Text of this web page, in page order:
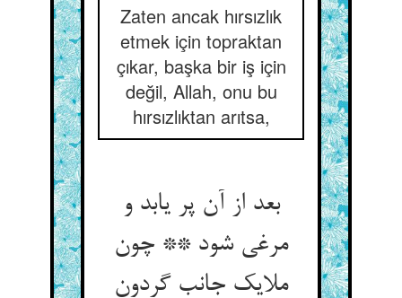
Zaten ancak hırsızlık
etmek için topraktan
çıkar, başka bir iş için
değil, Allah, onu bu
hırsızlıktan arıtsa,
بعد از آن پر یابد و
مرغی شود ** چون
ملایک جانب گردون